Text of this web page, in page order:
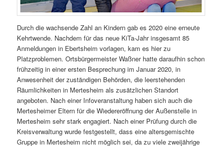
Durch die wachsende Zahl an Kindern gab es 2020 eine erneute
Kehrtwende. Nachdem für das neue KiTa-Jahr insgesamt 85
Anmeldungen in Ebertsheim vorlagen, kam es hier zu
Platzproblemen. Ortsbürgermeister Waßner hatte daraufhin schon
frühzeitig in einer ersten Besprechung im Januar 2020, in
Anwesenheit der zuständigen Behörden, die leerstehenden
Räumlichkeiten in Mertesheim als zusätzlichen Standort
angeboten. Nach einer Infoveranstaltung haben sich auch die
Mertesheimer Eltern für die Wiedereröffnung der Außenstelle in
Mertesheim sehr stark engagiert. Nach einer Prüfung durch die
Kreisverwaltung wurde festgestellt, dass eine altersgemischte
Gruppe in Mertesheim nicht möglich sei, da zu viele zweijährige